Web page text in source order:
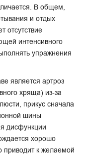
В общем,
и отдых
отсутствие
интенсивного
упражнения
является артроз
хряща) из-за
прикус сначала
шины
дисфункции
хорошо
приводит к желаемой